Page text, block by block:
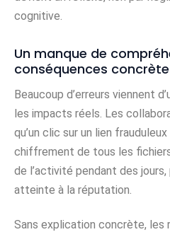
cognitive.
Un manque de
conséquences
Beaucoup d’erreurs viennent
les impacts réels. Les
qu’un clic sur un lien
chiffrement de tous les
de l’activité pendant des
atteinte à la réputation.
Sans explication concrète, les